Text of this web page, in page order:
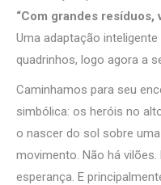
“Com grandes resíduos,
Uma adaptação
quadrinhos, logo agora a
Caminhamos para seu
simbólica: os heróis no
o nascer do sol sobre
movimento. Não há
esperança. E